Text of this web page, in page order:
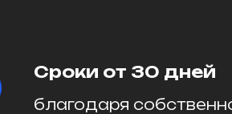
Сроки от 30 дней
благодаря